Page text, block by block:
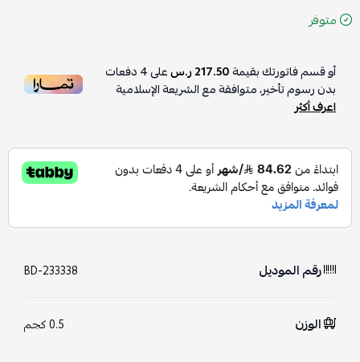
متوفر
أو قسم فاتورتك بقيمة217.50 ر.س على4دفعات
بدون رسوم تأخير، متوافقة مع الشريعة الإسلامية
اعرف أكثر
رقم الموديل BD-233338
الوزن 0.5 كجم